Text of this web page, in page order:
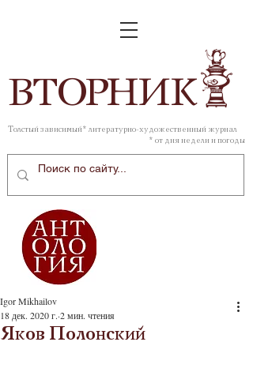
ВТОРНИК
Толстый зависимый* литературно-художественный журнал
* от дня недели и погоды
Яков Полонский
Igor Mikhailov
18 дек. 2020 г. 2 мин. чтения